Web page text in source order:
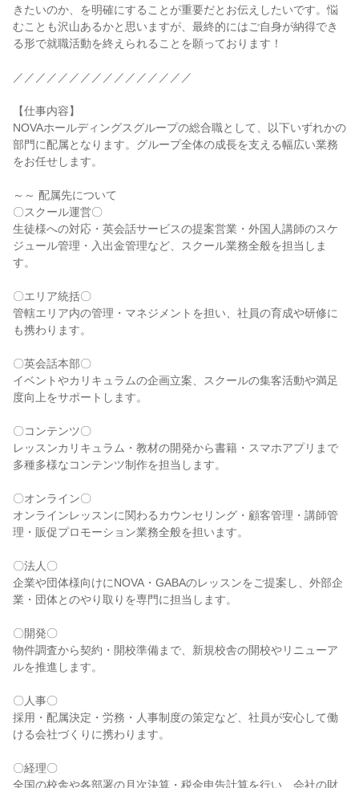
きたいのか、を明確にすることが重要だとお伝えしたいです。悩
むことも沢山あるかと思いますが、最終的にはご自身が納得でき
る形で就職活動を終えられることを願っております！
／／／／／／／／／／／／／／／／
【仕事内容】
NOVAホールディングスグループの総合職として、以下いずれかの
部門に配属となります。グループ全体の成長を支える幅広い業務
をお任せします。
～～ 配属先について
〇スクール運営〇
生徒様への対応・英会話サービスの提案営業・外国人講師のスケ
ジュール管理・入出金管理など、スクール業務全般を担当しま
す。
〇エリア統括〇
管轄エリア内の管理・マネジメントを担い、社員の育成や研修に
も携わります。
〇英会話本部〇
イベントやカリキュラムの企画立案、スクールの集客活動や満足
度向上をサポートします。
〇コンテンツ〇
レッスンカリキュラム・教材の開発から書籍・スマホアプリまで
多種多様なコンテンツ制作を担当します。
〇オンライン〇
オンラインレッスンに関わるカウンセリング・顧客管理・講師管
理・販促プロモーション業務全般を担います。
〇法人〇
企業や団体様向けにNOVA・GABAのレッスンをご提案し、外部企
業・団体とのやり取りを専門に担当します。
〇開発〇
物件調査から契約・開校準備まで、新規校舎の開校やリニューア
ルを推進します。
〇人事〇
採用・配属決定・労務・人事制度の策定など、社員が安心して働
ける会社づくりに携わります。
〇経理〇
全国の校舎や各部署の月次決算・税金申告計算を行い、会社の財